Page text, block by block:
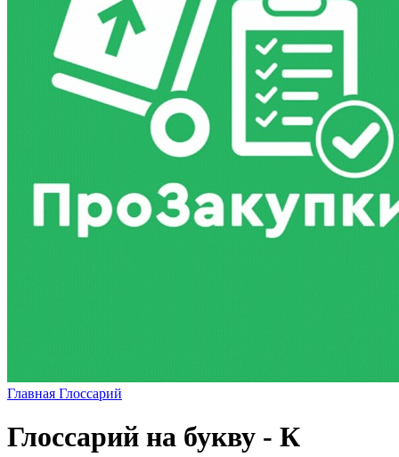
Главная Глоссарий
Глоссарий на букву - К